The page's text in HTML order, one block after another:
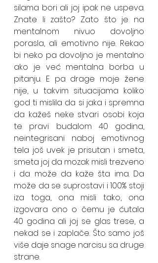
silama bori ali joj ipak ne uspeva.
Znate li zašto? Zato što je na
mentalnom nivuo dovoljno
porasla, ali emotivno nije. Rekao
bi neko pa dovoljno je mentalno
ako je već mentalna borba u
pitanju. E pa drage moje žene
nije, u takvim situacijama koliko
god ti mislila da si jaka i spremna
da kažeš neke stvari osobi koja
te pravi budalom 40 godina,
neintegrisani naboj emotivnog
tela još uvek je prisutan i smeta,
smeta joj da mozak misli trezveno
i da može da kaže šta ima. Da
može da se suprostavi i 100% stoji
iza toga, ona misli tako, ona
izgovara ono o čemu je ćutala
40 godina ali joj se glas trese, a
nekad se i zaplače. Što samo još
više daje snage narcisu sa druge
strane.